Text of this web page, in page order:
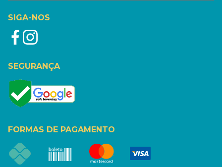
SIGA-NOS
SEGURANÇA
FORMAS DE PAGAMENTO